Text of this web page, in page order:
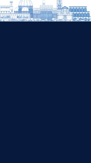
Tamil
Telugu